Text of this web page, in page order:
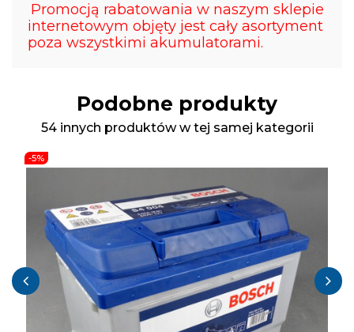
Promocją rabatowania w naszym sklepie
internetowym objęty jest cały asortyment
poza wszystkimi akumulatorami.
Podobne produkty
54 innych produktów w tej samej kategorii
-5%